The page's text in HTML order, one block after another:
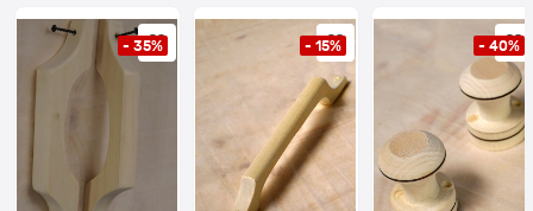
- 35% - 15% - 40%